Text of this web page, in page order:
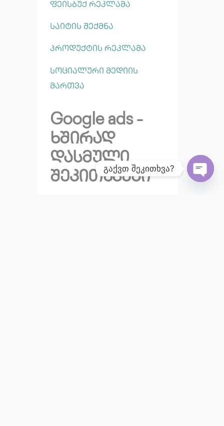
ფეისბუქ რეკლამა
საიტის შექმნა
პროდუქტის რეკლამა
სოციალური მედიის
მართვა
Google ads -
ხშირად
დასმული
შეკითხვები
გაქვთ შეკითხვა?